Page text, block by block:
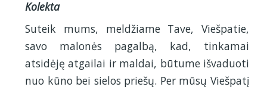
Kolekta
Suteik mums, meldžiame Tave, Viešpatie,
savo malonės pagalbą, kad, tinkamai
atsidėję atgailai ir maldai, būtume išvaduoti
nuo kūno bei sielos priešų. Per mūsų Viešpatį